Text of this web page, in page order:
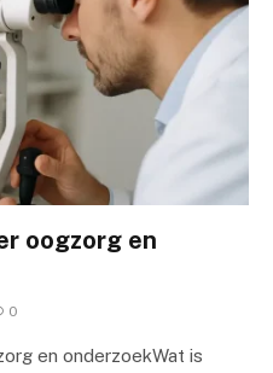
oogzorg en
0
en onderzoekWat is